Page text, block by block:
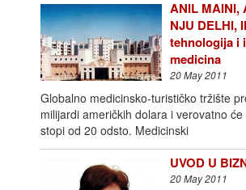
ANIL MAINI,
NJU DELHI,
tehnologija i
medicina
20 May 2011
Globalno medicinsko-turističko tržište
milijardi američkih dolara i verovatno
stopi od 20 odsto. Medicinski
UVOD U
20 May 2011